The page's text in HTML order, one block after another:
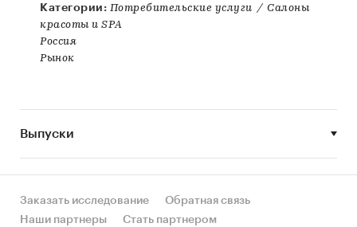
Категории: Потребительские услуги / Салоны
красоты и SPA
Россия
Рынок
Выпуски
Заказать исследование
Обратная связь
Наши партнеры
Стать партнером